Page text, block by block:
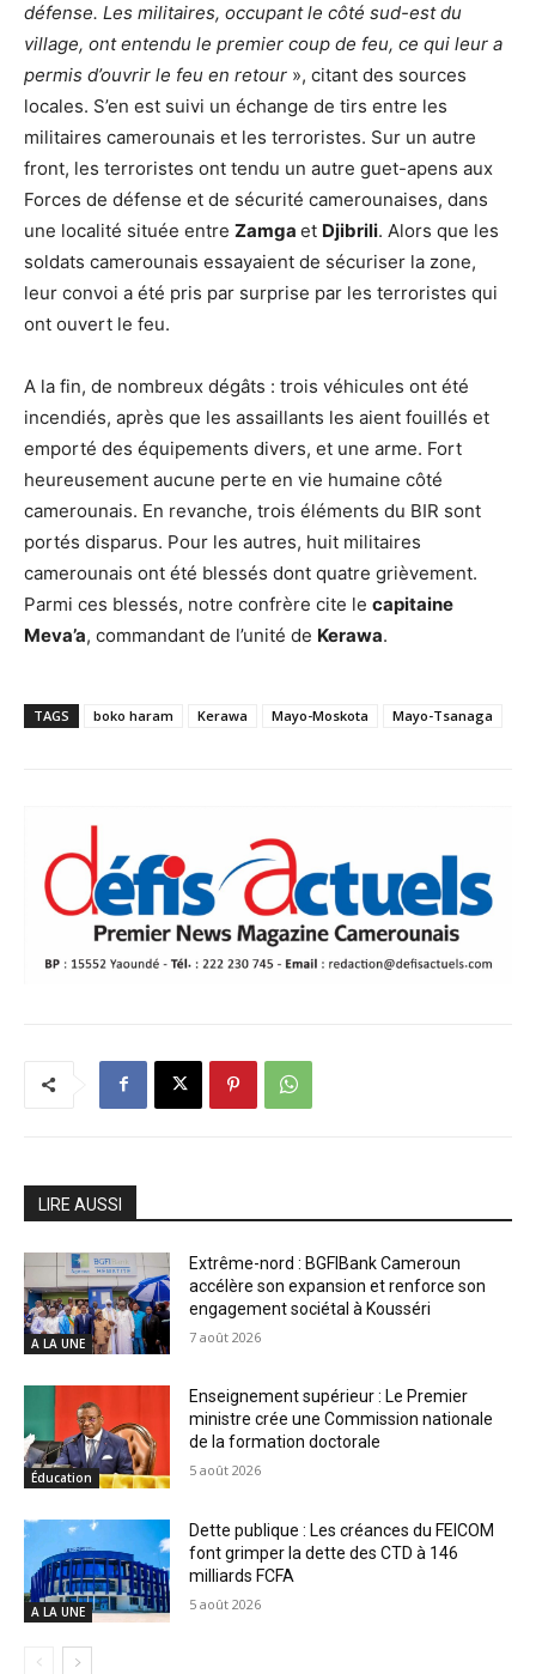
défense. Les militaires, occupant le côté sud-est du
village, ont entendu le premier coup de feu, ce qui leur a
permis d’ouvrir le feu en retour », citant des sources
locales. S’en est suivi un échange de tirs entre les
militaires camerounais et les terroristes. Sur un autre
front, les terroristes ont tendu un autre guet-apens aux
Forces de défense et de sécurité camerounaises, dans
une localité située entre Zamga et Djibrili. Alors que les
soldats camerounais essayaient de sécuriser la zone,
leur convoi a été pris par surprise par les terroristes qui
ont ouvert le feu.
A la fin, de nombreux dégâts : trois véhicules ont été
incendiés, après que les assaillants les aient fouillés et
emporté des équipements divers, et une arme. Fort
heureusement aucune perte en vie humaine côté
camerounais. En revanche, trois éléments du BIR sont
portés disparus. Pour les autres, huit militaires
camerounais ont été blessés dont quatre grièvement.
Parmi ces blessés, notre confrère cite le capitaine
Meva’a, commandant de l’unité de Kerawa.
TAGS boko haram Kerawa Mayo-Moskota Mayo-Tsanaga
LIRE AUSSI
A LA UNE
Extrême-nord : BGFIBank Cameroun
accélère son expansion et renforce son
engagement sociétal à Kousséri
7 août 2026
Éducation
Enseignement supérieur : Le Premier
ministre crée une Commission nationale
de la formation doctorale
5 août 2026
A LA UNE
Dette publique : Les créances du FEICOM
font grimper la dette des CTD à 146
milliards FCFA
5 août 2026